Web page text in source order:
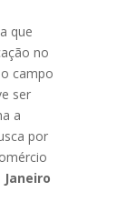
que
no
campo
ser
a
por